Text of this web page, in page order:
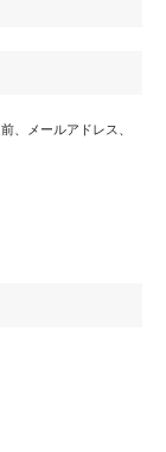
、メールアドレス、